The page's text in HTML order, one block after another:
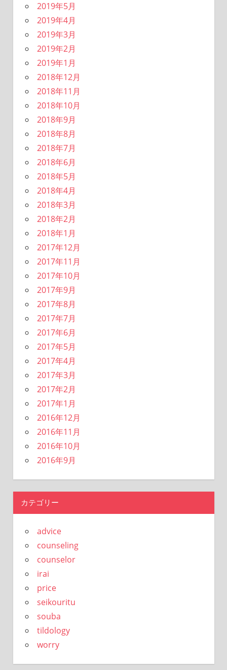
2019年5月
2019年4月
2019年3月
2019年2月
2019年1月
2018年12月
2018年11月
2018年10月
2018年9月
2018年8月
2018年7月
2018年6月
2018年5月
2018年4月
2018年3月
2018年2月
2018年1月
2017年12月
2017年11月
2017年10月
2017年9月
2017年8月
2017年7月
2017年6月
2017年5月
2017年4月
2017年3月
2017年2月
2017年1月
2016年12月
2016年11月
2016年10月
2016年9月
カテゴリー
advice
counseling
counselor
irai
price
seikouritu
souba
tildology
worry